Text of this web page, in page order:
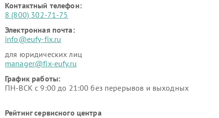
Контактный телефон:
8 (800) 302-71-75
Электронная почта:
info@eufy-fix.ru
для юридических лиц
manager@fix-eufy.ru
График работы:
ПН-ВСК с 9:00 до 21:00 без перерывов и выходных
Рейтинг сервисного центра